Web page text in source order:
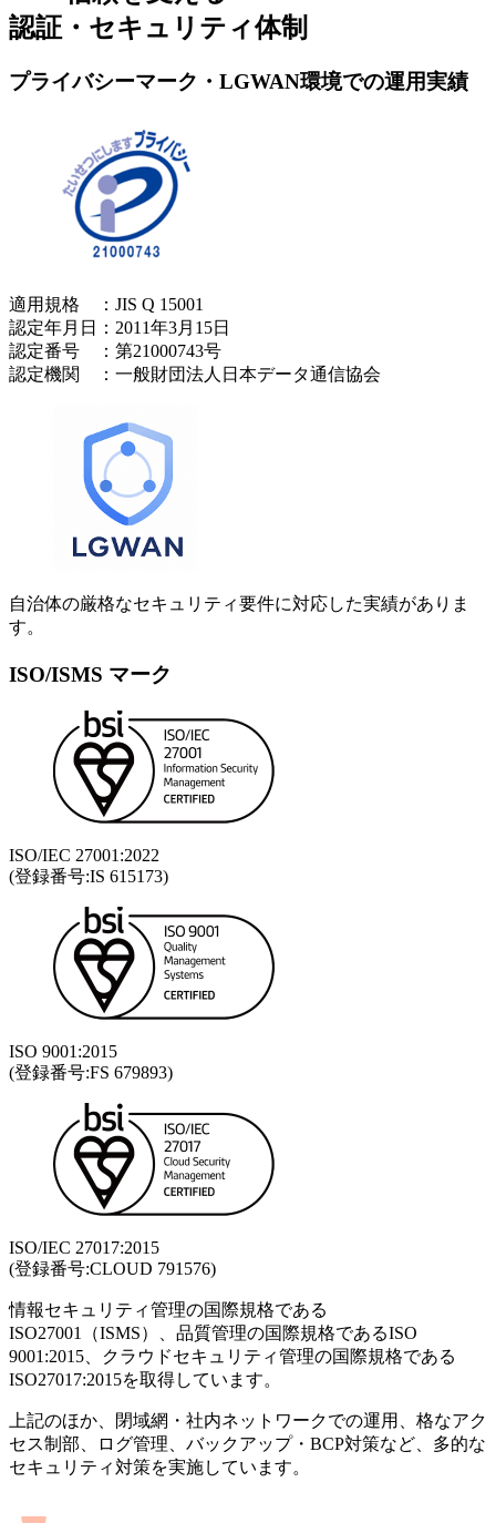
認証・セキュリティ体制
プライバシーマーク・LGWAN環境での運用実績
適用規格 ：JIS Q 15001
認定年月日：2011年3月15日
認定番号 ：第21000743号
認定機関 ：一般財団法人日本データ通信協会
自治体の厳格なセキュリティ要件に対応した実績がありま
す。
ISO/ISMS マーク
ISO/IEC 27001:2022
(登録番号:IS 615173)
ISO 9001:2015
(登録番号:FS 679893)
ISO/IEC 27017:2015
(登録番号:CLOUD 791576)
情報セキュリティ管理の国際規格である
ISO27001（ISMS）、品質管理の国際規格であるISO
9001:2015、クラウドセキュリティ管理の国際規格である
ISO27017:2015を取得しています。
上記のほか、閉域網・社内ネットワークでの運用、格なアク
セス制部、ログ管理、バックアップ・BCP対策など、多的な
セキュリティ対策を実施しています。